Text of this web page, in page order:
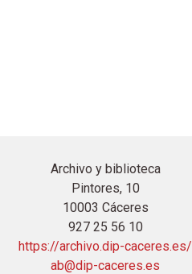
Archivo y biblioteca
Pintores, 10
10003 Cáceres
927 25 56 10
https://archivo.dip-caceres.es/
ab@dip-caceres.es